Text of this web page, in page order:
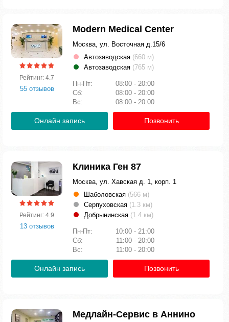
Рейтинг: 4.7
55 отзывов
Modern Medical Center
Москва, ул. Восточная д.15/6
Автозаводская (660 м)
Автозаводская (765 м)
Пн-Пт:
08:00 - 20:00
Сб:
08:00 - 20:00
Вс:
08:00 - 20:00
Онлайн запись Позвонить
Рейтинг: 4.9
13 отзывов
Клиника Ген 87
Москва, ул. Хавская д. 1, корп. 1
Шаболовская (566 м)
Серпуховская (1.3 км)
Добрынинская (1.4 км)
Пн-Пт:
10:00 - 21:00
Сб:
11:00 - 20:00
Вс:
11:00 - 20:00
Онлайн запись Позвонить
Медлайн-Сервис в Аннино